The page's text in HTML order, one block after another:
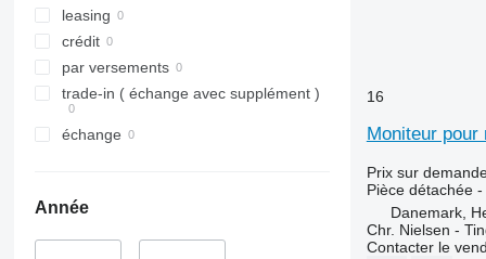
leasing
crédit
par versements
trade-in ( échange avec supplément )
échange
Année
16
Moniteur pour
Prix sur
Pièce détachée
Danemark,
Chr. Nielsen -
Contacter le